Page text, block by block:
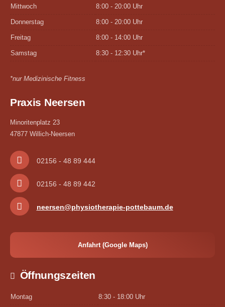
Mittwoch 8:00 - 20:00 Uhr
Donnerstag 8:00 - 20:00 Uhr
Freitag 8:00 - 14:00 Uhr
Samstag 8:30 - 12:30 Uhr*
*nur Medizinische Fitness
Praxis Neersen
Minoritenplatz 23
47877 Willich-Neersen
02156 - 48 89 444
02156 - 48 89 442
neersen@physiotherapie-pottebaum.de
Anfahrt (Google Maps)
Öffnungszeiten
Montag 8:30 - 18:00 Uhr